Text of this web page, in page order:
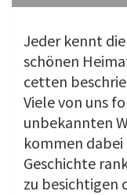
Jeder kennt
schönen
cetten
Viele von uns
unbekannten
kommen dabei
Geschichte
zu besichtigen